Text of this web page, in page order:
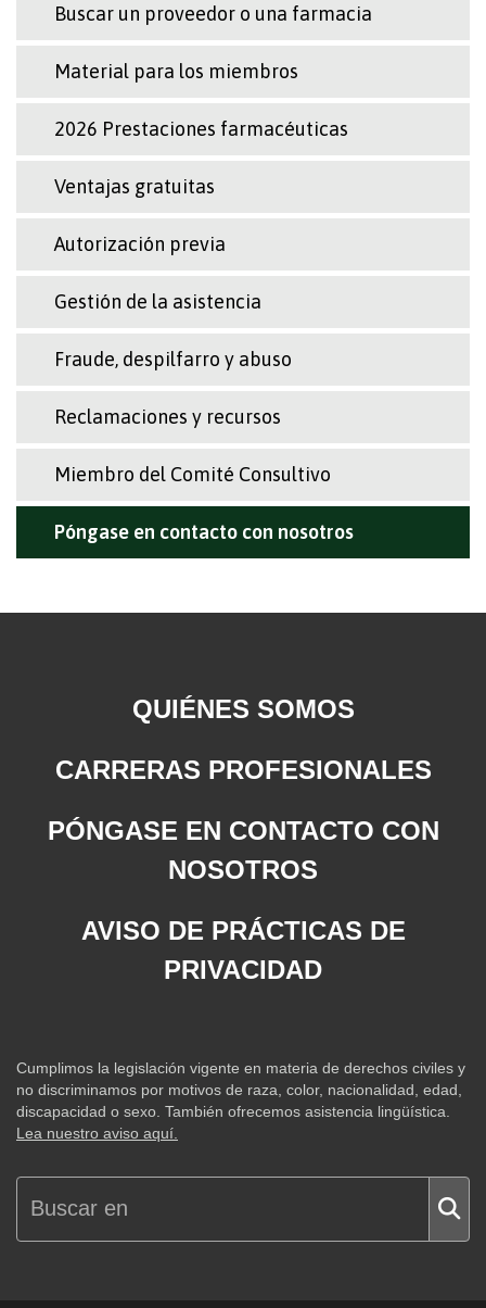
Buscar un proveedor o una farmacia
Material para los miembros
2026 Prestaciones farmacéuticas
Ventajas gratuitas
Autorización previa
Gestión de la asistencia
Fraude, despilfarro y abuso
Reclamaciones y recursos
Miembro del Comité Consultivo
Póngase en contacto con nosotros
QUIÉNES SOMOS
CARRERAS PROFESIONALES
PÓNGASE EN CONTACTO CON
NOSOTROS
AVISO DE PRÁCTICAS DE
PRIVACIDAD
Cumplimos la legislación vigente en materia de derechos civiles y
no discriminamos por motivos de raza, color, nacionalidad, edad,
discapacidad o sexo. También ofrecemos asistencia lingüística.
Lea nuestro aviso aquí.